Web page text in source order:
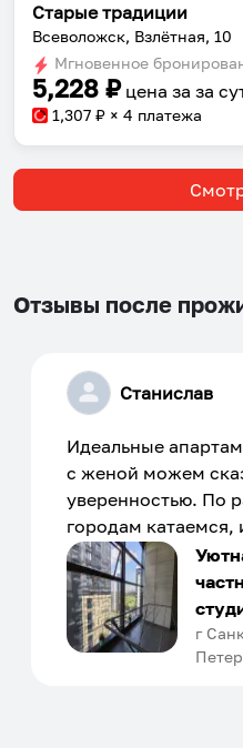
Старые традиции
Всеволожск, Взлётная, 10
Мгновенное
5,228 ₽ цена за за
1,307 ₽ × 4 платежа
Отзывы после
Станислав
Идеальные
с женой можем
уверенностью. По
городам катаемся,
только в России.
отличном уровне.
апартаментов
человек, всегда
договориться,
г
Собери
Сохраняй места,
компанию и